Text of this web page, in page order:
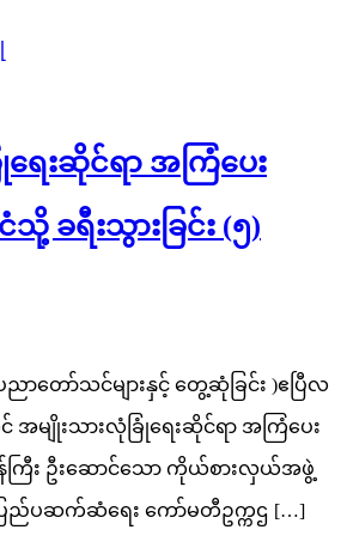
ေးဆိုင်ရာ အကြံပေး
သို့ ခရီးသွားခြင်း (၅)
တော်သင်များနှင့် တွေ့ဆုံခြင်း )ဧပြီလ
အမျိုးသားလုံခြုံရေးဆိုင်ရာ အကြံပေး
န်ကြီး ဦးဆောင်သော ကိုယ်စားလှယ်အဖွဲ့
ည်ပဆက်ဆံရေး ကော်မတီဥက္ကဌ […]